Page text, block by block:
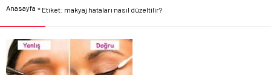
Anasayfa » Etiket: makyaj hataları nasıl düzeltilir?